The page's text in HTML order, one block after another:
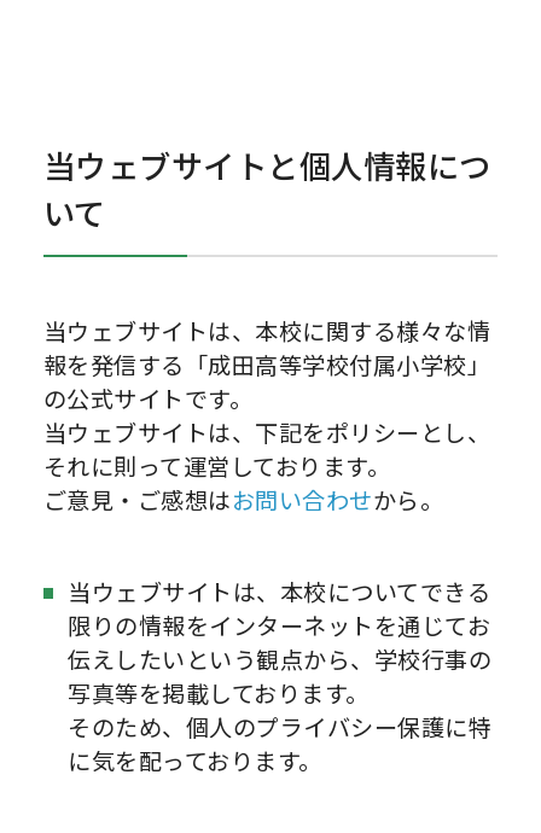
当ウェブサイトと個人情報につ
いて
当ウェブサイトは、本校に関する様々な情
報を発信する「成田高等学校付属小学校」
の公式サイトです。
当ウェブサイトは、下記をポリシーとし、
それに則って運営しております。
ご意見・ご感想はお問い合わせから。
当ウェブサイトは、本校についてできる
限りの情報をインターネットを通じてお
伝えしたいという観点から、学校行事の
写真等を掲載しております。
そのため、個人のプライバシー保護に特
に気を配っております。